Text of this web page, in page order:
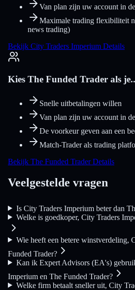
Van plan zijn uw account in
Maximale trading flexibiliteit
news trading)
Bekijk City Traders Imperium Details
Kies The Funded Trader als
Snelle uitbetalingen willen
Van plan zijn uw account in
De voorkeur geven aan een
Match-Trader als trading
Bekijk The Funded Trader Details
Veelgestelde vragen
Is City Traders Imperium beter dan
Welke is goedkoper, City Traders
Wie heeft een betere winstverdeling,
Funded Trader?
Kan ik Expert Advisors (EA's)
Imperium en The Funded Trader?
Welke firm betaalt sneller uit, City